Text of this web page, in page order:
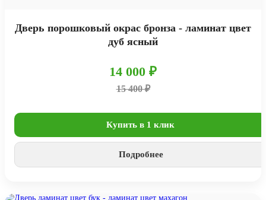
Дверь порошковый окрас бронза - ламинат цвет
дуб ясный
14 000 ₽
15 400 ₽
Купить в 1 клик
Подробнее